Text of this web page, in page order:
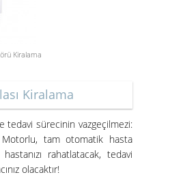
Bakım
Kiralama
tedavi sürecinin vazgeçilmezi:
Motorlu, tam otomatik hasta
rahatlatacak, tedavi
olacaktır!